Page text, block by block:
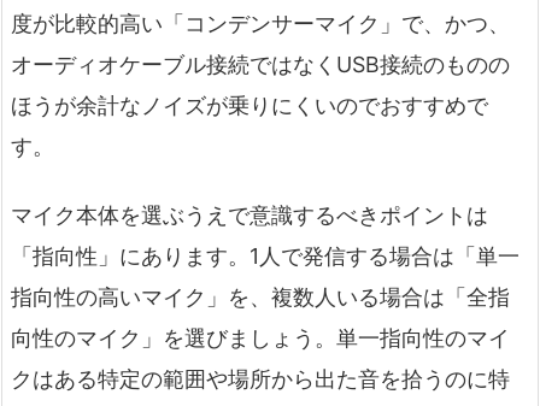
度が比較的高い「コンデンサーマイク」で、かつ、
オーディオケーブル接続ではなくUSB接続のものの
ほうが余計なノイズが乗りにくいのでおすすめで
す。
マイク本体を選ぶうえで意識するべきポイントは
「指向性」にあります。1人で発信する場合は「単一
指向性の高いマイク」を、複数人いる場合は「全指
向性のマイク」を選びましょう。単一指向性のマイ
クはある特定の範囲や場所から出た音を拾うのに特